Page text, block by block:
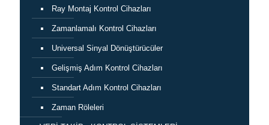
Ray Montaj Kontrol Cihazları
Zamanlamalı Kontrol Cihazları
Universal Sinyal Dönüştürücüler
Gelişmiş Adım Kontrol Cihazları
Standart Adım Kontrol Cihazları
Zaman Röleleri